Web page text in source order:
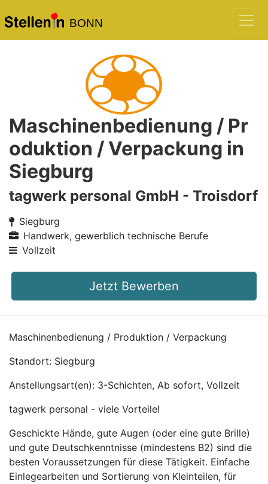
BONN
Maschinenbedienung / Pr
oduktion / Verpackung in
Siegburg
tagwerk personal GmbH - Troisdorf
Siegburg
Handwerk, gewerblich technische Berufe
Vollzeit
Jetzt Bewerben
Maschinenbedienung / Produktion / Verpackung
Standort: Siegburg
Anstellungsart(en): 3-Schichten, Ab sofort, Vollzeit
tagwerk personal - viele Vorteile!
Geschickte Hände, gute Augen (oder eine gute Brille)
und gute Deutschkenntnisse (mindestens B2) sind die
besten Voraussetzungen für diese Tätigkeit. Einfache
Einlegearbeiten und Sortierung von Kleinteilen, für